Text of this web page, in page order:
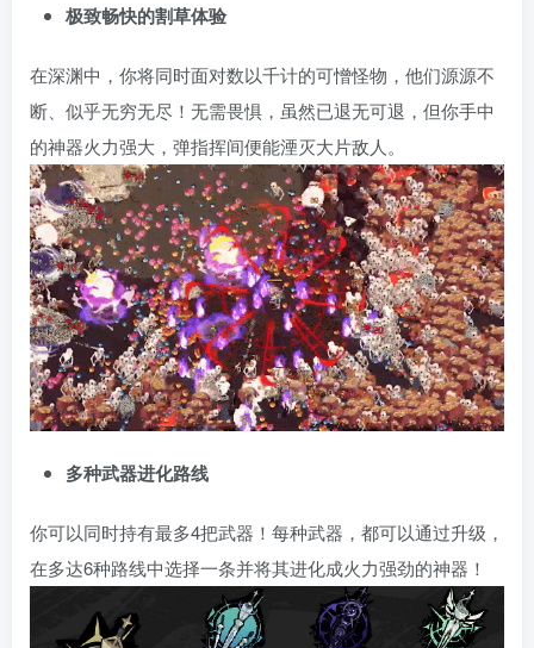
极致畅快的割草体验
在深渊中，你将同时面对数以千计的可憎怪物，他们源源不
断、似乎无穷无尽！无需畏惧，虽然已退无可退，但你手中
的神器火力强大，弹指挥间便能湮灭大片敌人。
多种武器进化路线
你可以同时持有最多4把武器！每种武器，都可以通过升级，
在多达6种路线中选择一条并将其进化成火力强劲的神器！